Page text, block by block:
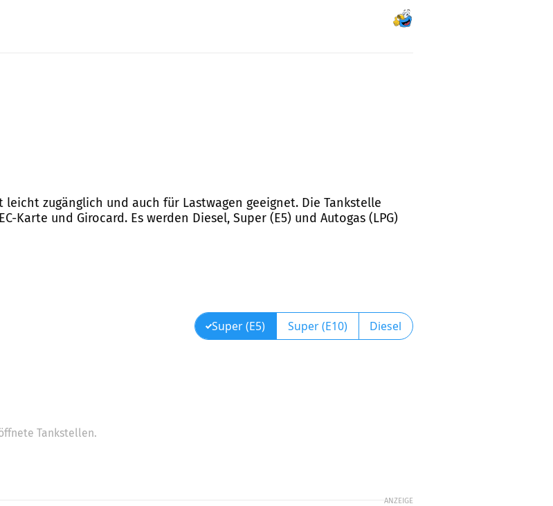
zugänglich und auch für Lastwagen geeignet. Die Tankstelle
und Girocard. Es werden Diesel, Super (E5) und Autogas (LPG)
Super (E5) Super (E10) Diesel
Tankstellen.
ANZEIGE